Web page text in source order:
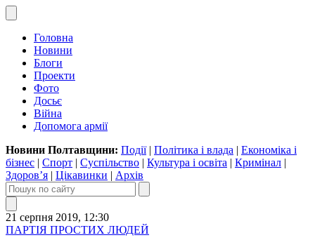
Головна
Новини
Блоги
Проекти
Фото
Досьє
Війна
Допомога армії
Новини Полтавщини: Події| Політика і влада | Економіка і
бізнес | Спорт | Суспільство | Культура і освіта | Кримінал |
Здоров’я | Цікавинки | Архів
21 серпня 2019, 12:30
ПАРТІЯ ПРОСТИХ ЛЮДЕЙ